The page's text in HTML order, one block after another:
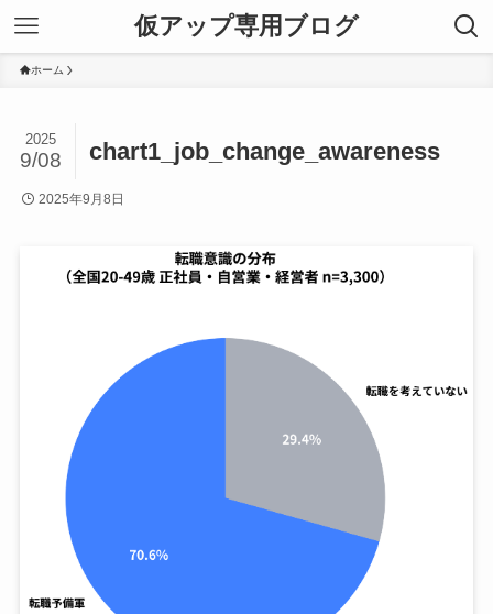
仮アップ専用ブログ
ホーム
chart1_job_change_awareness
2025
9/08
2025年9月8日